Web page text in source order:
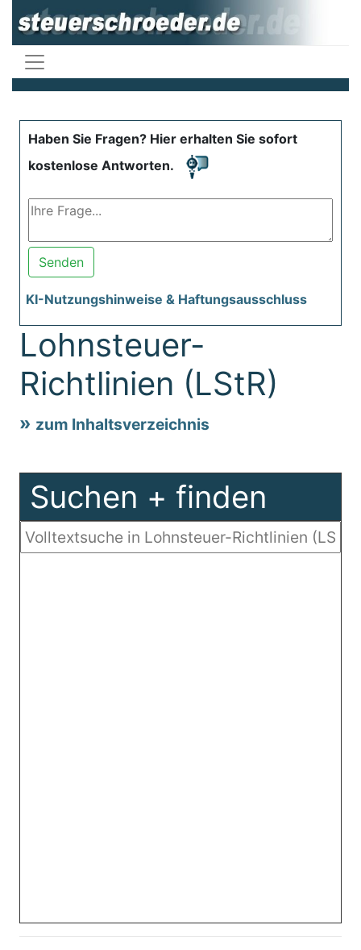
Haben Sie Fragen? Hier erhalten Sie sofort
kostenlose Antworten.
Senden
KI-Nutzungshinweise & Haftungsausschluss
Lohnsteuer-
Richtlinien (LStR)
zum Inhaltsverzeichnis
Suchen + finden